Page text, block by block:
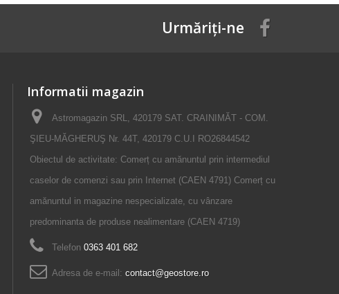
Urmăriți-ne
Informatii magazin
Astromagazin SRL, 420179 SAT. CRAINIMĂT - COM.
ŞIEU-MĂGHERUŞ Nr. 44T, 420179 C.U.I RO26844542
Obiectul de activitate: Comerț cu amănuntul prin intermediul
caselor de comenzi sau prin Internet (CAEN 4791) Comerț cu
amănuntul in magazine nespecializate, cu vânzare
predominanta de produse nealimentare (CAEN 4719)
Telefon 0363 401 682
Adresa de e-mail: contact@geostore.ro